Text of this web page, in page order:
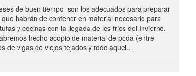
de buen tiempo son los adecuados para preparar
que habrán de contener en material necesario para
y cocinas con la llegada de los frios del Invierno.
hecho acopio de material de poda (entre
de vigas de viejos tejados y todo aquel…